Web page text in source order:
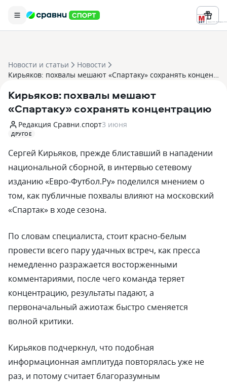
Реклама ООО «БК «Марафон» ИНН
Новости и статьи
Новости
Кирьяков: похвалы мешают «Спартаку» сохранять концентрацию
Кирьяков: похвалы мешают
«Спартаку» сохранять концентрацию
Редакция Сравни.спорт3 июня
ДРУГОЕ
Сергей Кирьяков, прежде блиставший в нападении
национальной сборной, в интервью сетевому
изданию «Евро-Футбол.Ру» поделился мнением о
том, как публичные похвалы влияют на московский
«Спартак» в ходе сезона.
По словам специалиста, стоит красно-белым
провести всего пару удачных встреч, как пресса
немедленно разражается восторженными
комментариями, после чего команда теряет
концентрацию, результаты падают, а
первоначальный ажиотаж быстро сменяется
волной критики.
Кирьяков подчеркнул, что подобная
информационная амплитуда повторялась уже не
раз, и потому считает благоразумным